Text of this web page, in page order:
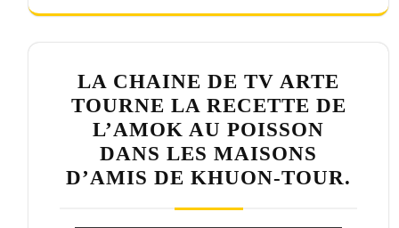
LA CHAINE DE TV ARTE
TOURNE LA RECETTE DE
L’AMOK AU POISSON
DANS LES MAISONS
D’AMIS DE KHUON-TOUR.